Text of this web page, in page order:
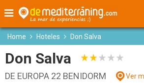
Home Hoteles Don Salva
Don Salva
DE EUROPA 22 BENIDORM Ver